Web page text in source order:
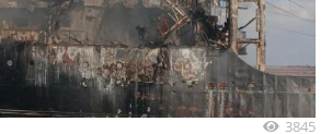
3845